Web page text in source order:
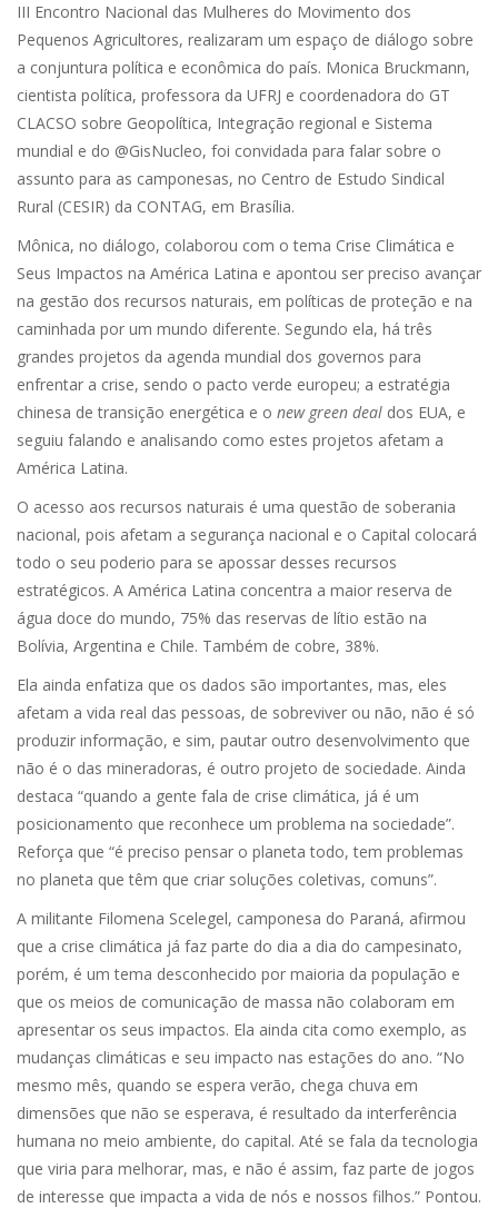
III Encontro Nacional das Mulheres do Movimento dos
Pequenos Agricultores, realizaram um espaço de diálogo sobre
a conjuntura política e econômica do país. Monica Bruckmann,
cientista política, professora da UFRJ e coordenadora do GT
CLACSO sobre Geopolítica, Integração regional e Sistema
mundial e do @GisNucleo, foi convidada para falar sobre o
assunto para as camponesas, no Centro de Estudo Sindical
Rural (CESIR) da CONTAG, em Brasília.
Mônica, no diálogo, colaborou com o tema Crise Climática e
Seus Impactos na América Latina e apontou ser preciso avançar
na gestão dos recursos naturais, em políticas de proteção e na
caminhada por um mundo diferente. Segundo ela, há três
grandes projetos da agenda mundial dos governos para
enfrentar a crise, sendo o pacto verde europeu; a estratégia
chinesa de transição energética e o new green deal dos EUA, e
seguiu falando e analisando como estes projetos afetam a
América Latina.
O acesso aos recursos naturais é uma questão de soberania
nacional, pois afetam a segurança nacional e o Capital colocará
todo o seu poderio para se apossar desses recursos
estratégicos. A América Latina concentra a maior reserva de
água doce do mundo, 75% das reservas de lítio estão na
Bolívia, Argentina e Chile. Também de cobre, 38%.
Ela ainda enfatiza que os dados são importantes, mas, eles
afetam a vida real das pessoas, de sobreviver ou não, não é só
produzir informação, e sim, pautar outro desenvolvimento que
não é o das mineradoras, é outro projeto de sociedade. Ainda
destaca “quando a gente fala de crise climática, já é um
posicionamento que reconhece um problema na sociedade”.
Reforça que “é preciso pensar o planeta todo, tem problemas
no planeta que têm que criar soluções coletivas, comuns”.
A militante Filomena Scelegel, camponesa do Paraná, afirmou
que a crise climática já faz parte do dia a dia do campesinato,
porém, é um tema desconhecido por maioria da população e
que os meios de comunicação de massa não colaboram em
apresentar os seus impactos. Ela ainda cita como exemplo, as
mudanças climáticas e seu impacto nas estações do ano. “No
mesmo mês, quando se espera verão, chega chuva em
dimensões que não se esperava, é resultado da interferência
humana no meio ambiente, do capital. Até se fala da tecnologia
que viria para melhorar, mas, e não é assim, faz parte de jogos
de interesse que impacta a vida de nós e nossos filhos.” Pontou.